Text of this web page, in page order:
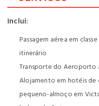
Inclui:
Passagem aérea em
itinerário
Transporte do Aeroporto
Alojamento em hotéis de
pequeno-almoço em